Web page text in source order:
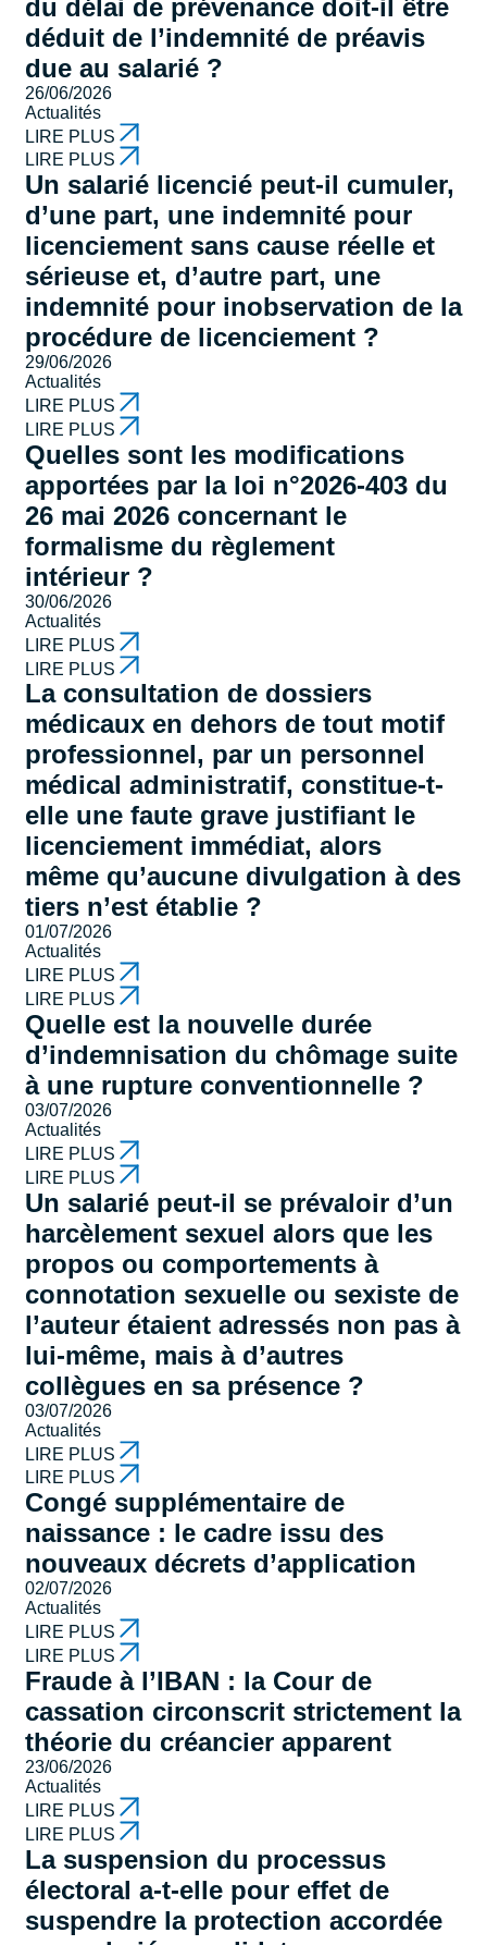
du délai de prévenance doit-il être
déduit de l’indemnité de préavis
due au salarié ?
26/06/2026
Actualités
LIRE PLUS
LIRE PLUS
Un salarié licencié peut-il cumuler,
d’une part, une indemnité pour
licenciement sans cause réelle et
sérieuse et, d’autre part, une
indemnité pour inobservation de la
procédure de licenciement ?
29/06/2026
Actualités
LIRE PLUS
LIRE PLUS
Quelles sont les modifications
apportées par la loi n°2026-403 du
26 mai 2026 concernant le
formalisme du règlement
intérieur ?
30/06/2026
Actualités
LIRE PLUS
LIRE PLUS
La consultation de dossiers
médicaux en dehors de tout motif
professionnel, par un personnel
médical administratif, constitue-t-
elle une faute grave justifiant le
licenciement immédiat, alors
même qu’aucune divulgation à des
tiers n’est établie ?
01/07/2026
Actualités
LIRE PLUS
LIRE PLUS
Quelle est la nouvelle durée
d’indemnisation du chômage suite
à une rupture conventionnelle ?
03/07/2026
Actualités
LIRE PLUS
LIRE PLUS
Un salarié peut-il se prévaloir d’un
harcèlement sexuel alors que les
propos ou comportements à
connotation sexuelle ou sexiste de
l’auteur étaient adressés non pas à
lui-même, mais à d’autres
collègues en sa présence ?
03/07/2026
Actualités
LIRE PLUS
LIRE PLUS
Congé supplémentaire de
naissance : le cadre issu des
nouveaux décrets d’application
02/07/2026
Actualités
LIRE PLUS
LIRE PLUS
Fraude à l’IBAN : la Cour de
cassation circonscrit strictement la
théorie du créancier apparent
23/06/2026
Actualités
LIRE PLUS
LIRE PLUS
La suspension du processus
électoral a-t-elle pour effet de
suspendre la protection accordée